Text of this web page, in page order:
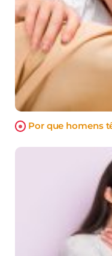
Por que homens